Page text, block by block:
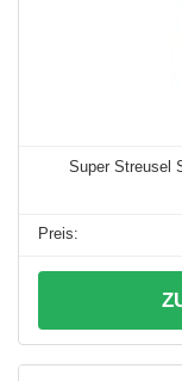
Super Streusel